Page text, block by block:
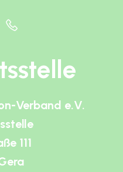
Verband e.V.
111